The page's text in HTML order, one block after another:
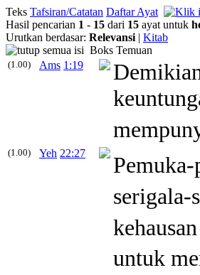
Teks Tafsiran/Catatan Daftar Ayat
Hasil pencarian 1 - 15 dari 15 ayat untuk
Urutkan berdasar: Relevansi | Kitab
Boks Temuan
(1.00) Ams 1:19
(1.00) Yeh 22:27
serigala-
untuk